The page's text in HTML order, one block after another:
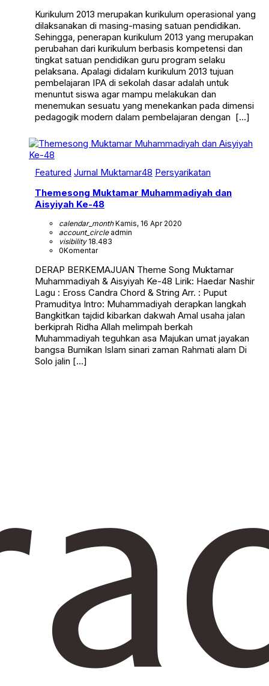
Kurikulum 2013 merupakan kurikulum operasional yang
dilaksanakan di masing-masing satuan pendidikan.
Sehingga, penerapan kurikulum 2013 yang merupakan
perubahan dari kurikulum berbasis kompetensi dan
tingkat satuan pendidikan guru program selaku
pelaksana. Apalagi didalam kurikulum 2013 tujuan
pembelajaran IPA di sekolah dasar adalah untuk
menuntut siswa agar mampu melakukan dan
menemukan sesuatu yang menekankan pada dimensi
pedagogik modern dalam pembelajaran dengan […]
Featured Jurnal Muktamar48 Persyarikatan
Themesong Muktamar Muhammadiyah dan
Aisyiyah Ke-48
calendar_monthKamis, 16 Apr 2020
account_circleadmin
visibility18.483
0Komentar
DERAP BERKEMAJUAN Theme Song Muktamar
Muhammadiyah & Aisyiyah Ke-48 Lirik: Haedar Nashir
Lagu : Eross Candra Chord & String Arr. : Puput
Pramuditya Intro: Muhammadiyah derapkan langkah
Bangkitkan tajdid kibarkan dakwah Amal usaha jalan
berkiprah Ridha Allah melimpah berkah
Muhammadiyah teguhkan asa Majukan umat jayakan
bangsa Bumikan Islam sinari zaman Rahmati alam Di
Solo jalin […]